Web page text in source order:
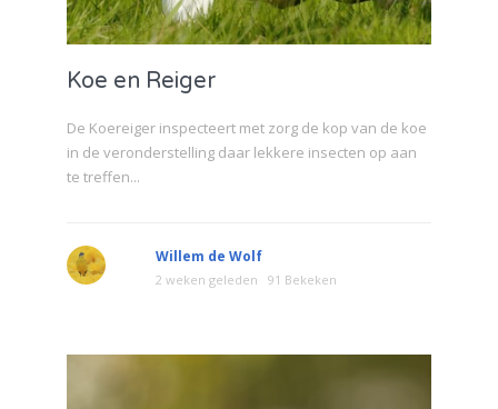
Koe en Reiger
De Koereiger inspecteert met zorg de kop van de koe
in de veronderstelling daar lekkere insecten op aan
te treffen...
Willem de Wolf
2 weken geleden 91 Bekeken